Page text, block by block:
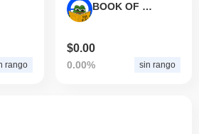
rango
BOOK OF RUGS
$0.00
0.00% sin rango